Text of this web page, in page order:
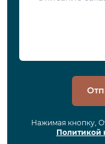
Нажимая кнопку,
Политикой